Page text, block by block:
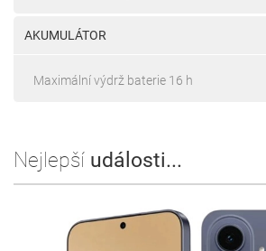
AKUMULÁTOR
Maximální výdrž baterie 16 h
Nejlepší události...